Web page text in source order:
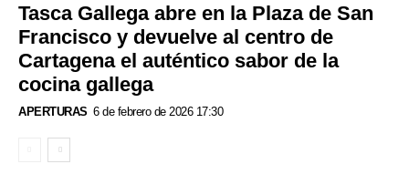
Tasca Gallega abre en la Plaza de San
Francisco y devuelve al centro de
Cartagena el auténtico sabor de la
cocina gallega
APERTURAS 6 de febrero de 2026 17:30